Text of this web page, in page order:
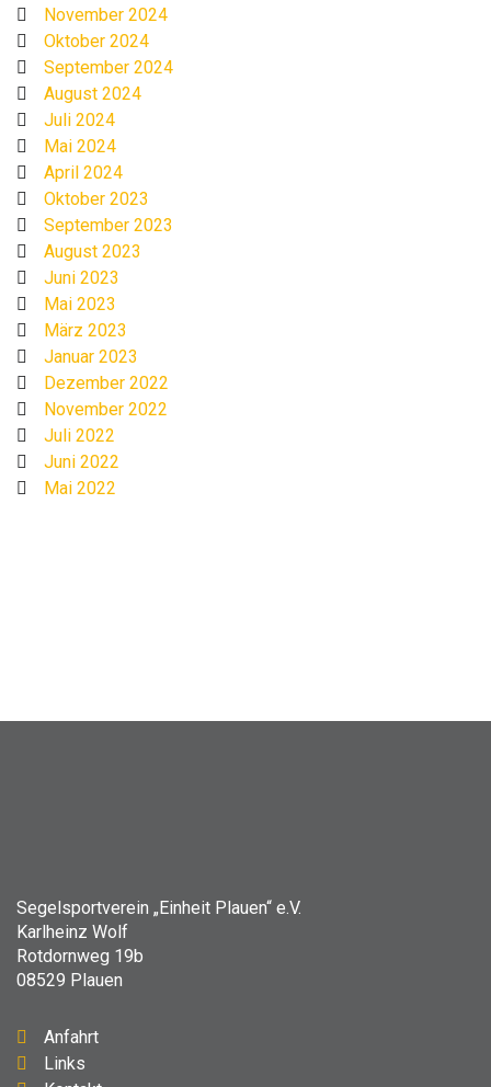
November 2024
Oktober 2024
September 2024
August 2024
Juli 2024
Mai 2024
April 2024
Oktober 2023
September 2023
August 2023
Juni 2023
Mai 2023
März 2023
Januar 2023
Dezember 2022
November 2022
Juli 2022
Juni 2022
Mai 2022
Segelsportverein „Einheit Plauen“ e.V.
Karlheinz Wolf
Rotdornweg 19b
08529 Plauen
Anfahrt
Links